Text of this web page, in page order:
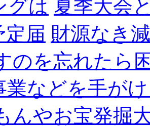
グは 夏季大会
定届 財源なき
のを忘れたら
業などを手が
んやお宝発掘